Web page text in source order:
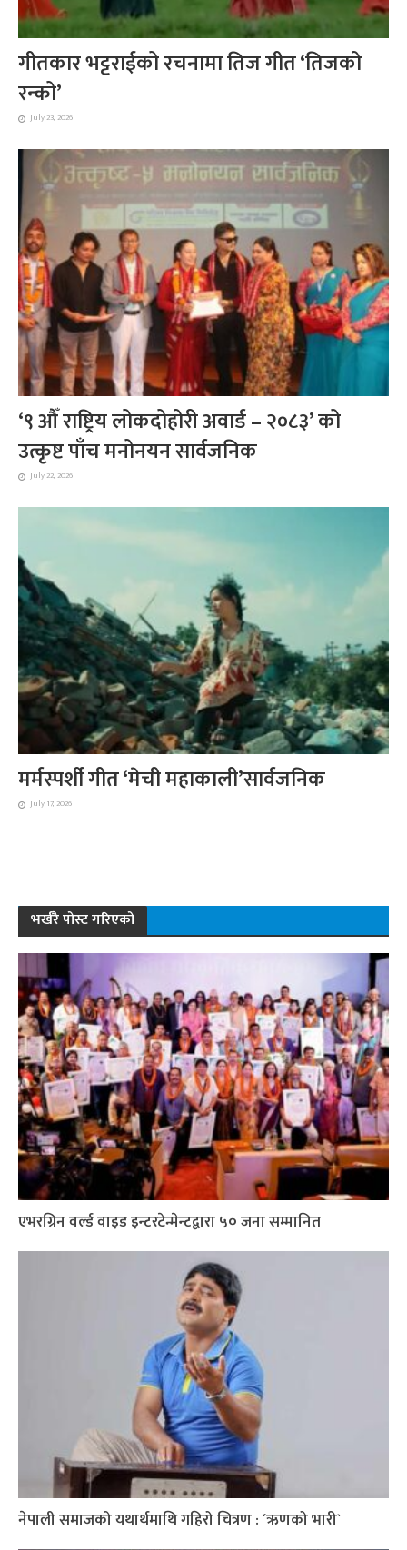
गीतकार भट्टराईको रचनामा तिज गीत ‘तिजको
रन्को’
July 23, 2026
‘९ औँ राष्ट्रिय लोकदोहोरी अवार्ड – २०८३’ को
उत्कृष्ट पाँच मनोनयन सार्वजनिक
July 22, 2026
मर्मस्पर्शी गीत ‘मेची महाकाली’सार्वजनिक
July 17, 2026
भर्खरै पोस्ट गरिएको
एभरग्रिन वर्ल्ड वाइड इन्टरटेन्मेन्टद्वारा ५० जना सम्मानित
नेपाली समाजको यथार्थमाथि गहिरो चित्रण : ´ऋणको भारी`